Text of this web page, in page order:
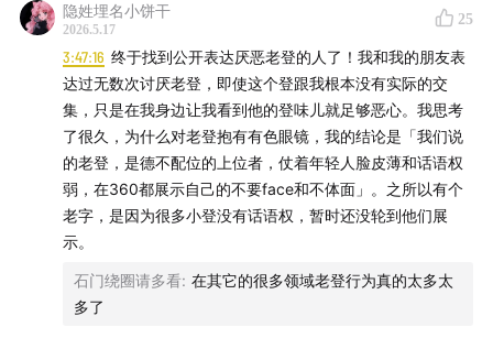
隐姓埋名小饼干
2026.5.17
25
3:47:16 终于找到公开表达厌恶老登的人了！我和我的朋友表
达过无数次讨厌老登，即使这个登跟我根本没有实际的交
集，只是在我身边让我看到他的登味儿就足够恶心。我思考
了很久，为什么对老登抱有有色眼镜，我的结论是「我们说
的老登，是德不配位的上位者，仗着年轻人脸皮薄和话语权
弱，在360都展示自己的不要face和不体面」。之所以有个
老字，是因为很多小登没有话语权，暂时还没轮到他们展
示。
石门绕圈请多看: 在其它的很多领域老登行为真的太多太
多了